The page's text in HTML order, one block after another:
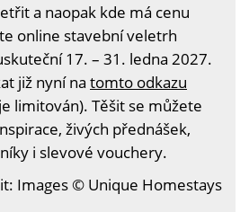
a naopak kde má cenu
online stavební veletrh
17. – 31. ledna 2027.
již nyní na tomto odkazu
limitován). Těšit se můžete
živých přednášek,
i slevové vouchery.
Images © Unique Homestays